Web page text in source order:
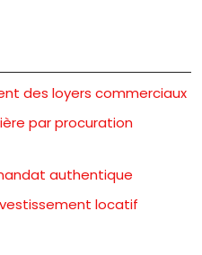
des loyers commerciaux
par procuration
authentique
locatif